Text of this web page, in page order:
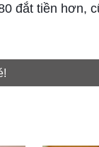
đắt tiền hơn,